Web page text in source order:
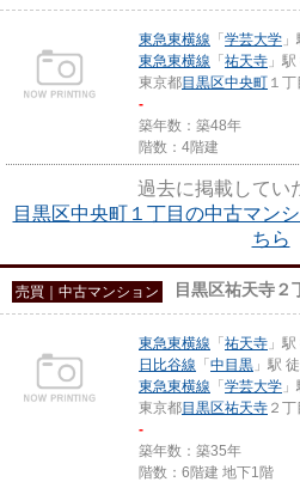
東急東横線 「学芸大学
東急東横線 「祐天寺 」
東京都目黒区中央町 １丁
-
築年数：築48年
階数：4階建
過去に掲載してい
目黒区中央町１丁目の中古マン
ちら
売買｜中古マンション 目黒区祐天寺２
東急東横線 「祐天寺 」
日比谷線 「中目黒 」駅
東急東横線 「学芸大学
東京都目黒区祐天寺 ２丁
-
築年数：築35年
階数：6階建 地下1階